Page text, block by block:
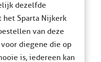
dezelfde
Sparta Nijkerk
van deze
diegene die op
is, iedereen kan